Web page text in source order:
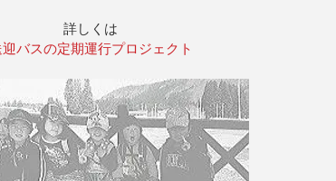
詳しくは
バスの定期運行プロジェクト